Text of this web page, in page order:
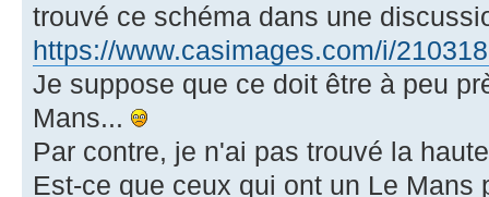
trouvé ce schéma dans une
https://www.casimages.com/i/
Je suppose que ce doit être à peu
Mans...
Par contre, je n'ai pas trouvé la
Est-ce que ceux qui ont un Le Mans